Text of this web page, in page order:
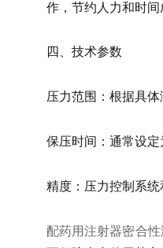
作，节约人力和时间
四、技术参数
压力范围：根据具
保压时间：通常设
精度：压力控制系
配药用注射器密合